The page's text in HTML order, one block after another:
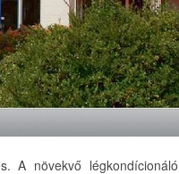
A növekvő